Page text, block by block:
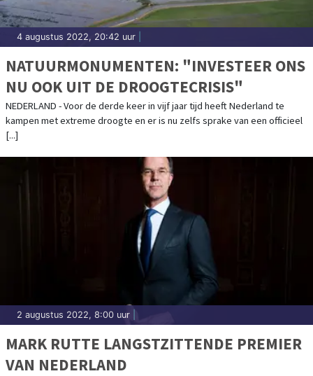
4 augustus 2022, 20:42 uur
NATUURMONUMENTEN: "INVESTEER ONS
NU OOK UIT DE DROOGTECRISIS"
NEDERLAND - Voor de derde keer in vijf jaar tijd heeft Nederland te
kampen met extreme droogte en er is nu zelfs sprake van een officieel
[...]
2 augustus 2022, 8:00 uur
MARK RUTTE LANGSTZITTENDE PREMIER
VAN NEDERLAND